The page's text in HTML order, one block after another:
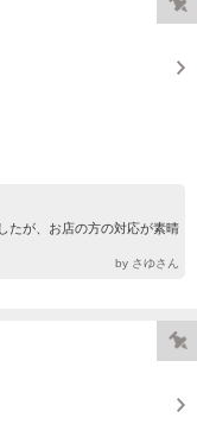
たが、お店の方の対応が素晴
by さゆさん